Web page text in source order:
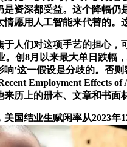
是资深都受益。这个降幅
愿用人工智能来代替的。
们对这项手艺的担心，可
创8月以来最大单日跌幅
’这一假设是分歧的。否
Employment Effects
历上的册本、文章和书面
结业生赋闲率从2023年